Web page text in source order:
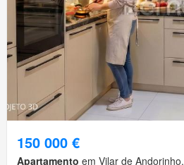
150 000 €
Apartamento em Vilar de